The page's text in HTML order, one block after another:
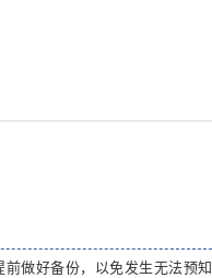
做好备份，以免发生无法预知